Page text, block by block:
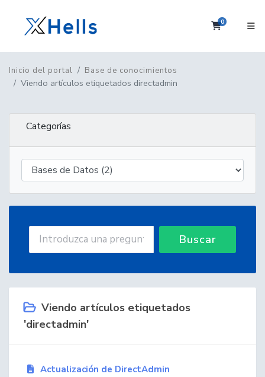
0Carrito
Inicio del portal Base de conocimientos
Viendo artículos etiquetados directadmin
Categorías
Buscar
Viendo artículos etiquetados
'directadmin'
Actualización de DirectAdmin